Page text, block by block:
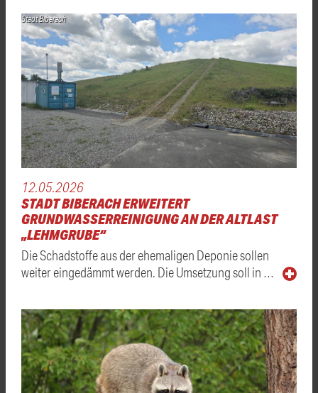
Stadt Biberach
12.05.2026
STADT BIBERACH ERWEITERT
GRUNDWASSERREINIGUNG AN DER ALTLAST
„LEHMGRUBE“
Die Schadstoffe aus der ehemaligen Deponie sollen
weiter eingedämmt werden. Die Umsetzung soll in …